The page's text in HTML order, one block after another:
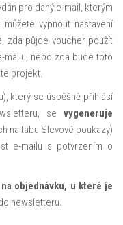
pro daný e-mail, kterým
vypnout nastavení
zda půjde voucher použít
mailu, nebo zda bude toto
projekt.
který se úspěšně přihlásí
se vygeneruje
na tabu Slevové poukazy)
e-mailu s potvrzením o
objednávku, u které je
newsletteru.